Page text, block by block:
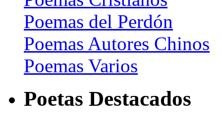
Poemas del Perdón
Poemas Autores Chinos
Poemas Varios
Poetas Destacados